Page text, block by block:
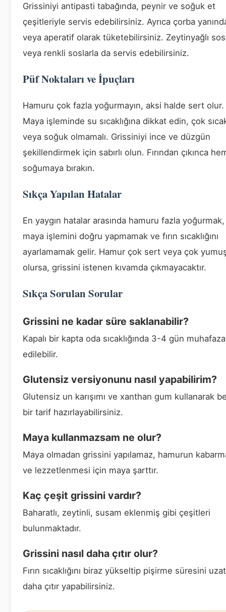
Grissiniyi antipasti tabağında, peynir ve soğuk et
çeşitleriyle servis edebilirsiniz. Ayrıca çorba
veya aperatif olarak tüketebilirsiniz. Zeytinyağlı sos
veya renkli soslarla da servis edebilirsiniz.
Püf Noktaları ve İpuçları
Hamuru çok fazla yoğurmayın, aksi halde sert olur.
Maya işleminde su sıcaklığına dikkat edin, çok
veya soğuk olmamalı. Grissiniyi ince ve düzgün
şekillendirmek için sabırlı olun. Fırından çıkınca
soğumaya bırakın.
Sıkça Yapılan Hatalar
En yaygın hatalar arasında hamuru fazla yoğurmak,
maya işlemini doğru yapmamak ve fırın sıcaklığını
ayarlamamak gelir. Hamur çok sert veya çok
olursa, grissini istenen kıvamda çıkmayacaktır.
Sıkça Sorulan Sorular
Grissini ne kadar süre saklanabilir?
Kapalı bir kapta oda sıcaklığında 3-4 gün muhafaza
edilebilir.
Glutensiz versiyonunu nasıl yapabilirim?
Glutensiz un karışımı ve xanthan gum kullanarak
bir tarif hazırlayabilirsiniz.
Maya kullanmazsam ne olur?
Maya olmadan grissini yapılamaz, hamurun
ve lezzetlenmesi için maya şarttır.
Kaç çeşit grissini vardır?
Baharatlı, zeytinli, susam eklenmiş gibi çeşitleri
bulunmaktadır.
Grissini nasıl daha çıtır olur?
Fırın sıcaklığını biraz yükseltip pişirme süresini
daha çıtır yapabilirsiniz.